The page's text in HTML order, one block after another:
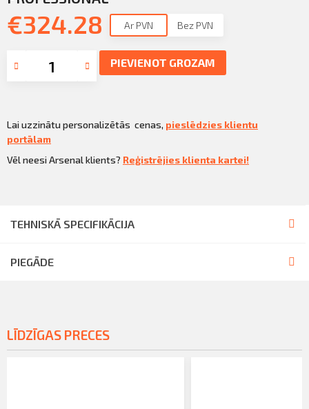
KLIENTU PORTĀLS
KĻŪT PAR KLIENTU
Iziet
€324.28 Ar PVN Bez PVN
PIEVIENOT GROZAM
Lai uzzinātu personalizētās cenas, pieslēdzies klientu
portālam
Vēl neesi Arsenal klients? Reģistrējies klienta kartei!
TEHNISKĀ SPECIFIKĀCIJA
PIEGĀDE
LĪDZĪGAS PRECES